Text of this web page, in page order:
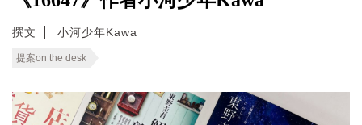
撰文 小河少年Kawa
提案on the desk